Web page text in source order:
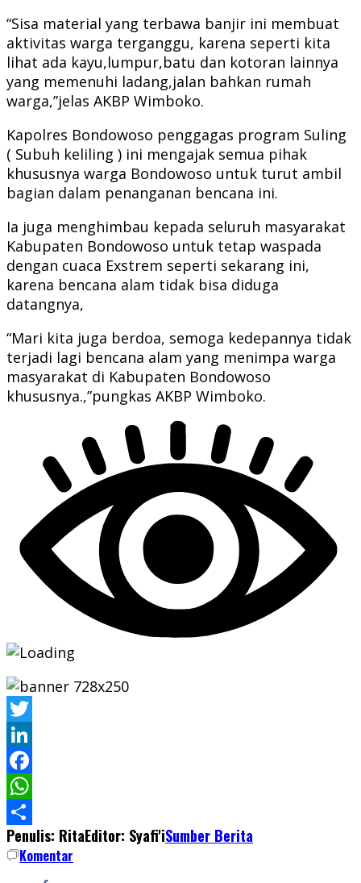
“Sisa material yang terbawa banjir ini membuat
aktivitas warga terganggu, karena seperti kita
lihat ada kayu,lumpur,batu dan kotoran lainnya
yang memenuhi ladang,jalan bahkan rumah
warga,”jelas AKBP Wimboko.
Kapolres Bondowoso penggagas program Suling
( Subuh keliling ) ini mengajak semua pihak
khususnya warga Bondowoso untuk turut ambil
bagian dalam penanganan bencana ini.
Ia juga menghimbau kepada seluruh masyarakat
Kabupaten Bondowoso untuk tetap waspada
dengan cuaca Exstrem seperti sekarang ini,
karena bencana alam tidak bisa diduga
datangnya,
“Mari kita juga berdoa, semoga kedepannya tidak
terjadi lagi bencana alam yang menimpa warga
masyarakat di Kabupaten Bondowoso
khususnya.,”pungkas AKBP Wimboko.
Twitter
LinkedIn
Facebook
WhatsApp
Share
Penulis: RitaEditor: Syafi'iSumber Berita
Komentar